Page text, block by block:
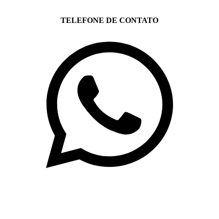
TELEFONE DE CONTATO